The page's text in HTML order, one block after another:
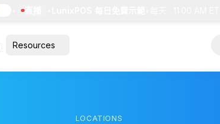
直播
Resources
LOCATIONS